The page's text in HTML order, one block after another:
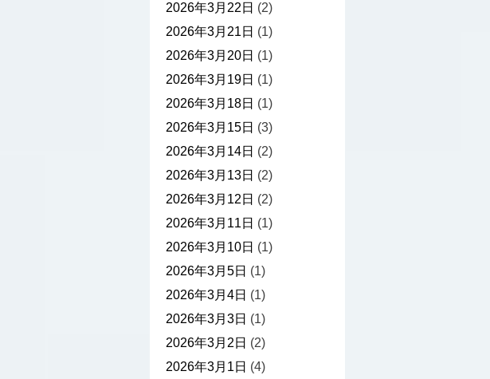
2026年3月22日 (2)
2026年3月21日 (1)
2026年3月20日 (1)
2026年3月19日 (1)
2026年3月18日 (1)
2026年3月15日 (3)
2026年3月14日 (2)
2026年3月13日 (2)
2026年3月12日 (2)
2026年3月11日 (1)
2026年3月10日 (1)
2026年3月5日 (1)
2026年3月4日 (1)
2026年3月3日 (1)
2026年3月2日 (2)
2026年3月1日 (4)